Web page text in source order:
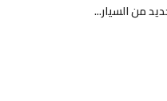
من السيار...